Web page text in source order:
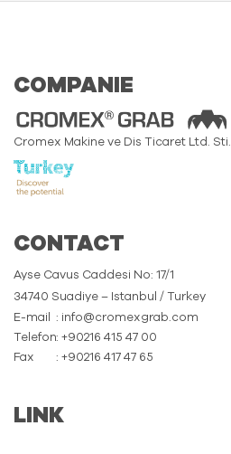
COMPANIE
Cromex Makine ve Dis Ticaret Ltd. Sti.
CONTACT
Ayse Cavus Caddesi No: 17/1
34740 Suadiye – Istanbul / Turkey
E-mail
: info@cromexgrab.com
Telefon: +90216 415 47 00
Fax
: +90216 417 47 65
LINK